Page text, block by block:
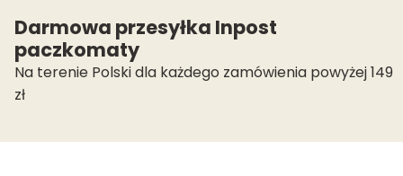
Darmowa przesyłka Inpost
paczkomaty
Na terenie Polski dla każdego zamówienia powyżej 149
zł